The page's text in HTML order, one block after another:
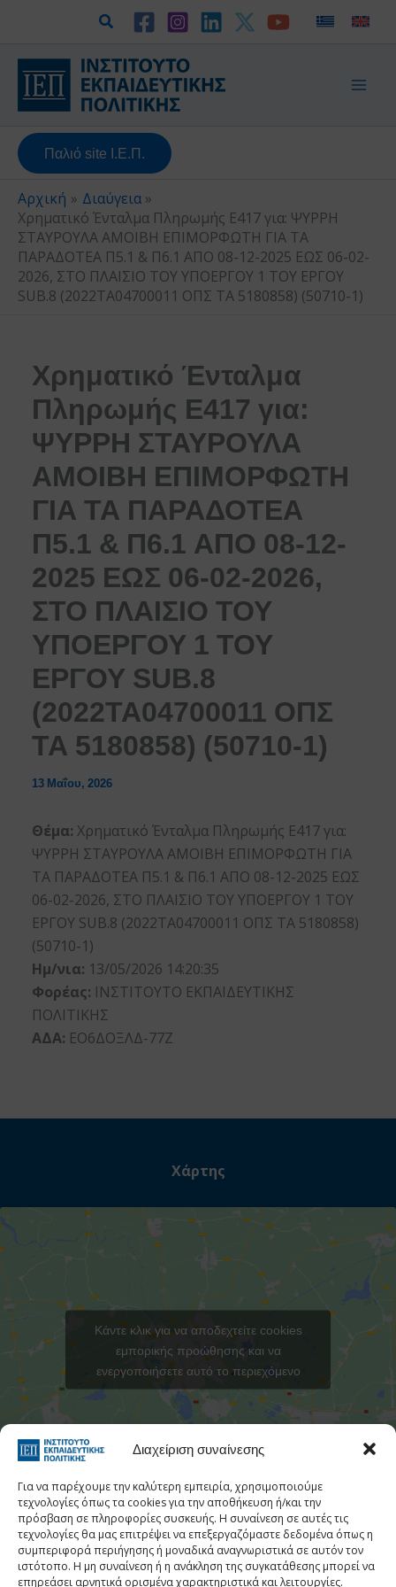
Διαχείριση συναίνεσης
Για να παρέχουμε την καλύτερη εμπειρία, χρησιμοποιούμε
τεχνολογίες όπως τα cookies για την αποθήκευση ή/και την
πρόσβαση σε πληροφορίες συσκευής. Η συναίνεση σε αυτές τις
τεχνολογίες θα μας επιτρέψει να επεξεργαζόμαστε δεδομένα όπως η
συμπεριφορά περιήγησης ή μοναδικά αναγνωριστικά σε αυτόν τον
ιστότοπο. Η μη συναίνεση ή η ανάκληση της συγκατάθεσης μπορεί να
επηρεάσει αρνητικά ορισμένα χαρακτηριστικά και λειτουργίες.
περιεχόμενο
Αναζήτηση
Παλιό site Ι.Ε.Π.
Αρχική
Διαύγεια
Χρηματικό Ένταλμα Πληρωμής Ε417 για: ΨΥΡΡΗ
ΣΤΑΥΡΟΥΛΑ ΑΜΟΙΒΗ ΕΠΙΜΟΡΦΩΤΗ ΓΙΑ ΤΑ
ΠΑΡΑΔΟΤΕΑ Π5.1 & Π6.1 ΑΠΟ 08-12-2025 ΕΩΣ 06-02-
2026, ΣΤΟ ΠΛΑΙΣΙΟ ΤΟΥ ΥΠΟΕΡΓΟΥ 1 ΤΟΥ ΕΡΓΟΥ
SUB.8 (2022ΤΑ04700011 ΟΠΣ ΤΑ 5180858) (50710-1)
Χρηματικό Ένταλμα
Πληρωμής Ε417 για:
ΨΥΡΡΗ ΣΤΑΥΡΟΥΛΑ
ΑΜΟΙΒΗ ΕΠΙΜΟΡΦΩΤΗ
ΓΙΑ ΤΑ ΠΑΡΑΔΟΤΕΑ
Π5.1 & Π6.1 ΑΠΟ 08-12-
2025 ΕΩΣ 06-02-2026,
ΣΤΟ ΠΛΑΙΣΙΟ ΤΟΥ
ΥΠΟΕΡΓΟΥ 1 ΤΟΥ
ΕΡΓΟΥ SUB.8
(2022ΤΑ04700011 ΟΠΣ
ΤΑ 5180858) (50710-1)
13 Μαΐου, 2026
Θέμα: Χρηματικό Ένταλμα Πληρωμής Ε417 για:
ΨΥΡΡΗ ΣΤΑΥΡΟΥΛΑ ΑΜΟΙΒΗ ΕΠΙΜΟΡΦΩΤΗ ΓΙΑ
ΤΑ ΠΑΡΑΔΟΤΕΑ Π5.1 & Π6.1 ΑΠΟ 08-12-2025 ΕΩΣ
06-02-2026, ΣΤΟ ΠΛΑΙΣΙΟ ΤΟΥ ΥΠΟΕΡΓΟΥ 1 ΤΟΥ
ΕΡΓΟΥ SUB.8 (2022ΤΑ04700011 ΟΠΣ ΤΑ 5180858)
(50710-1)
Ημ/νια: 13/05/2026 14:20:35
Φορέας: ΙΝΣΤΙΤΟΥΤΟ ΕΚΠΑΙΔΕΥΤΙΚΗΣ
ΠΟΛΙΤΙΚΗΣ
ΑΔΑ: ΕΟ6ΔΟΞΛΔ-77Ζ
Χάρτης
Κάντε κλικ για να αποδεχτείτε cookies
εμπορικής προώθησης και να
ενεργοποιήσετε αυτό το περιεχόμενο
Τηλεφωνικός Κατάλογος